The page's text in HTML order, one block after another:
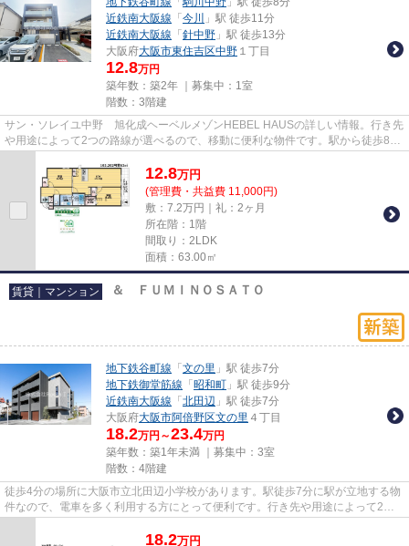
近鉄南大阪線 「 今川
」駅 徒歩11分
近鉄南大阪線 「 針中野 」駅 徒歩13分
大阪府大阪市東住吉区中野 １丁目
12.8万円
築年数：築2年 ｜募集中： 1室
階数：3階建
サン・ソレイユ中野 旭化成ヘーベルメゾンHEBEL HAUSの詳しい情報。行き先
や用途によって2つの路線が選べるので、移動に便利な物件です。駅から徒歩8分
12.8万円
(管理費・共益費 11,000円)
敷：7.2万円｜礼：2ヶ月
所在階：1階
間取り：2LDK
面積：63.00㎡
賃貸｜マンション ＆ ＦＵＭＩＮＯＳＡＴＯ
地下鉄谷町線 「 文の里 」駅 徒歩7分
地下鉄御堂筋線 「 昭和町 」駅 徒歩9分
近鉄南大阪線 「 北田辺 」駅 徒歩7分
大阪府大阪市阿倍野区文の里 ４丁目
18.2万円～23.4万円
築年数：築1年未満 ｜募集中： 3室
階数：4階建
徒歩4分の場所に大阪市立北田辺小学校があります。駅徒歩7分に駅が立地する物
件なので、電車を多く利用する方にとって便利です。行き先や用途によって2つ
18.2万円